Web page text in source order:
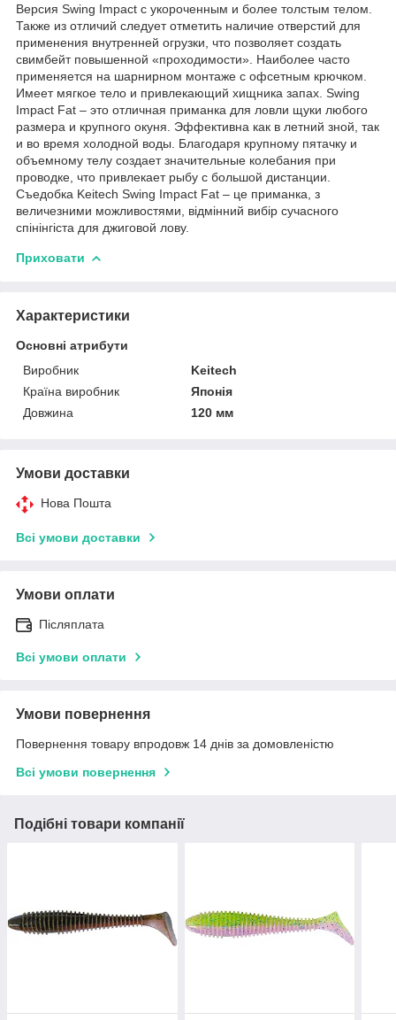
Версия Swing Impact c укороченным и более толстым телом.
Также из отличий следует отметить наличие отверстий для
применения внутренней огрузки, что позволяет создать
свимбейт повышенной «проходимости». Наиболее часто
применяется на шарнирном монтаже с офсетным крючком.
Имеет мягкое тело и привлекающий хищника запах. Swing
Impact Fat – это отличная приманка для ловли щуки любого
размера и крупного окуня. Эффективна как в летний зной, так
и во время холодной воды. Благодаря крупному пятачку и
объемному телу создает значительные колебания при
проводке, что привлекает рыбу с большой дистанции.
Съедобка Keitech Swing Impact Fat – це приманка, з
величезними можливостями, відмінний вибір сучасного
спінінгіста для джиговой лову.
Приховати
Характеристики
Основні атрибути
Виробник
Keitech
Країна виробник
Японія
Довжина
120 мм
Умови доставки
Нова Пошта
Всі умови доставки
Умови оплати
Післяплата
Всі умови оплати
Умови повернення
Повернення товару впродовж 14 днів за домовленістю
Всі умови повернення
Подібні товари компанії